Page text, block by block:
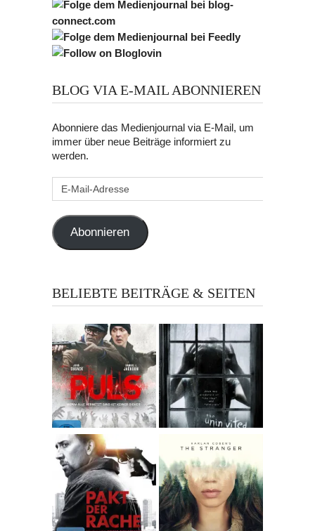
BLOG VIA E-MAIL ABONNIEREN
Abonniere das Medienjournal via E-Mail, um
immer über neue Beiträge informiert zu
werden.
Abonnieren
BELIEBTE BEITRÄGE & SEITEN